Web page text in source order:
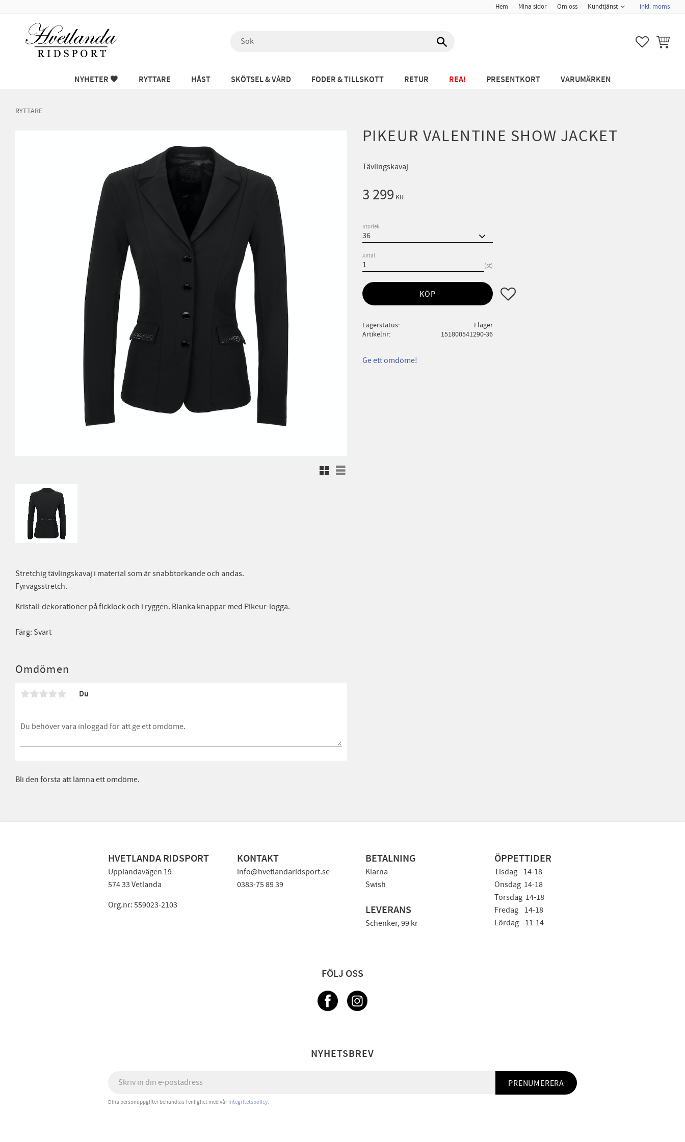
Hem Mina sidor Om oss Kundtjänst inkl. moms
FAVORITER
NYHETER 🖤 RYTTARE HÄST SKÖTSEL & VÅRD FODER & TILLSKOTT RETUR REA! PRESENTKORT VARUMÄRKEN
RYTTARE
PIKEUR VALENTINE SHOW JACKET
Tävlingskavaj
Rutnätsvy
Listvy
3 299 KR
Storlek
Antal
st
KÖP Lägg till i favoriter
Lagerstatus
I lager
Artikelnr
151800541290-36
Ge ett omdöme!
Stretchig tävlingskavaj i material som är snabbtorkande och andas.
Fyrvägsstretch.
Kristall-dekorationer på ficklock och i ryggen. Blanka knappar med Pikeur-logga.
Färg: Svart
Omdömen
Du
Bli den första att lämna ett omdöme.
HVETLANDA RIDSPORT
Upplandavägen 19
574 33 Vetlanda
Org.nr: 559023-2103
KONTAKT
info@hvetlandaridsport.se
0383-75 89 39
BETALNING
Klarna
Swish
LEVERANS
Schenker, 99 kr
ÖPPETTIDER
Tisdag 14-18
Onsdag 14-18
Torsdag 14-18
Fredag 14-18
Lördag 11-14
FÖLJ OSS
NYHETSBREV
PRENUMERERA
Dina personuppgifter behandlas i enlighet med vår integritetspolicy.